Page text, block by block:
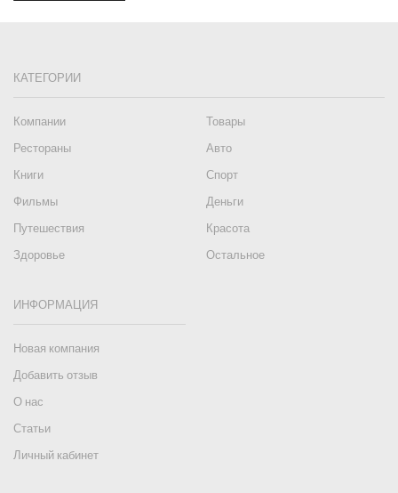
КАТЕГОРИИ
Компании
Товары
Рестораны
Авто
Книги
Спорт
Фильмы
Деньги
Путешествия
Красота
Здоровье
Остальное
ИНФОРМАЦИЯ
Новая компания
Добавить отзыв
О нас
Статьи
Личный кабинет